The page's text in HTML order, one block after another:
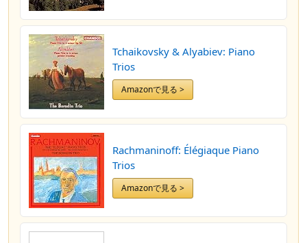
Tchaikovsky & Alyabiev: Piano
Trios
Amazonで見る >
Rachmaninoff: Élégiaque Piano
Trios
Amazonで見る >